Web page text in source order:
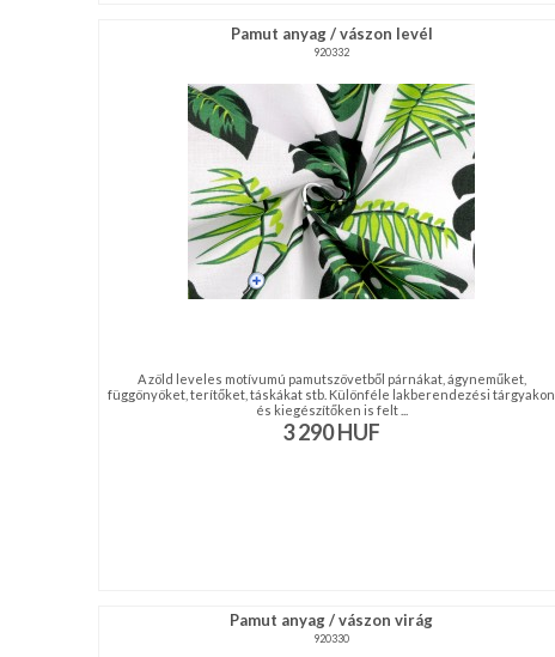
Pamut anyag / vászon levél
920332
A zöld leveles motívumú pamutszövetből párnákat, ágyneműket,
függönyöket, terítőket, táskákat stb. Különféle lakberendezési tárgyakon
és kiegészítőken is felt ...
3 290HUF
Pamut anyag / vászon virág
920330